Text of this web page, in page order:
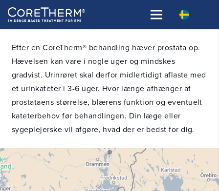
Efter en CoreTherm® behandling hæver prostata op.
Hævelsen kan vare i nogle uger og mindskes
gradvist. Urinrøret skal derfor midlertidigt aflaste med
et urinkateter i 3-6 uger. Hvor længe afhænger af
prostataens størrelse, blærens funktion og eventuelt
kateterbehov før behandlingen. Din læge eller
sygeplejerske vil afgøre, hvad der er bedst for dig.